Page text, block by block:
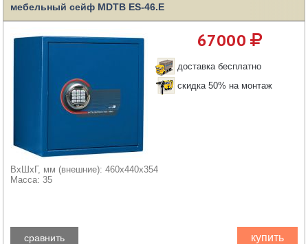
мебельный сейф MDTB ES-46.E
67000
доставка бесплатно
скидка 50% на монтаж
ВхШхГ, мм (внешние): 460x440x354
Масса: 35
купить
сравнить